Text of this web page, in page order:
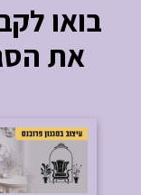
בואו
את